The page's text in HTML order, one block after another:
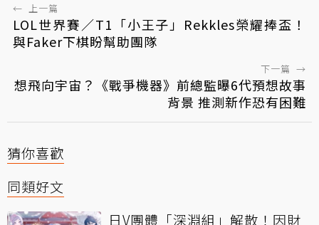
← 上一篇
LOL世界賽／T1「小王子」Rekkles榮耀捧盃！
與Faker下棋盼幫助團隊
下一篇 →
想飛向宇宙？《戰爭機器》前總監曝6代預想故事
背景 推測新作恐有困難
猜你喜歡
同類好文
日V團體「深淵組」解散！因財